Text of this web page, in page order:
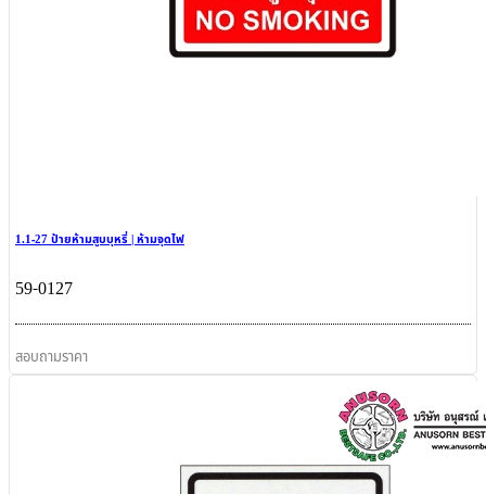
1.1-27 ป้ายห้ามสูบบุหรี่ | ห้ามจุดไฟ
59-0127
สอบถามราคา